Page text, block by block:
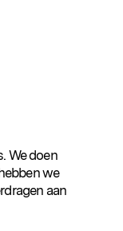
We doen
we
aan